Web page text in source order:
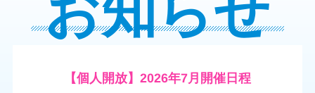
【個人開放】2026年7月開催日程